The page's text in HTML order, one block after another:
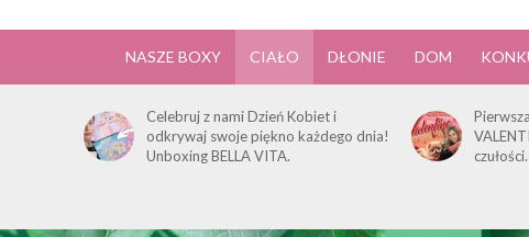
NASZE BOXY CIAŁO DŁONIE DOM
Celebruj z nami Dzień Kobiet i
odkrywaj swoje piękno każdego dnia!
Unboxing BELLA VITA.